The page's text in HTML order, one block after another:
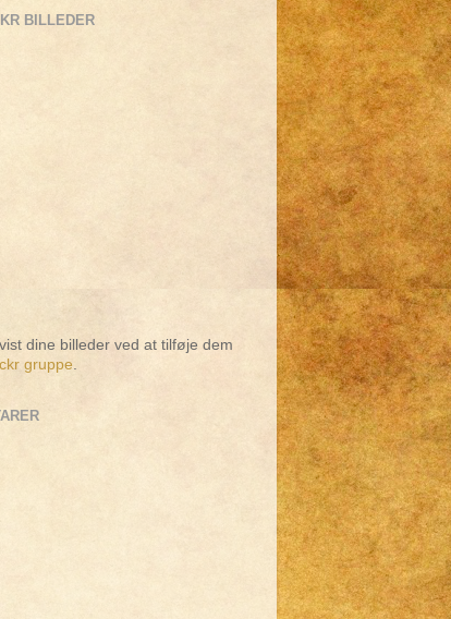
BILLEDER
dine billeder ved at tilføje dem
gruppe